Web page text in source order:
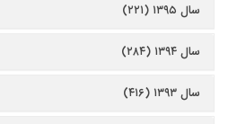
سال ۱۳۹۵ (۲۲۱)
سال ۱۳۹۴ (۲۸۴)
سال ۱۳۹۳ (۴۱۶)